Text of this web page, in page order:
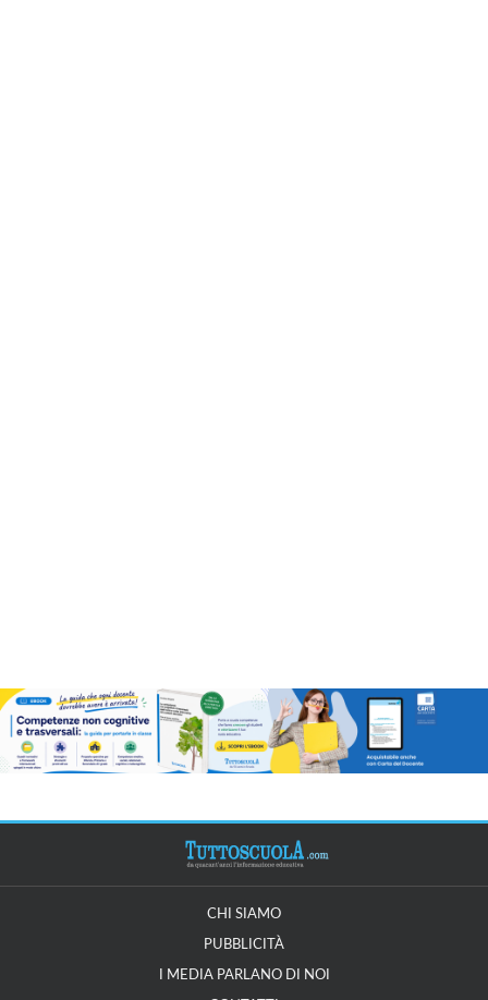
CHI SIAMO
PUBBLICITÀ
I MEDIA PARLANO DI NOI